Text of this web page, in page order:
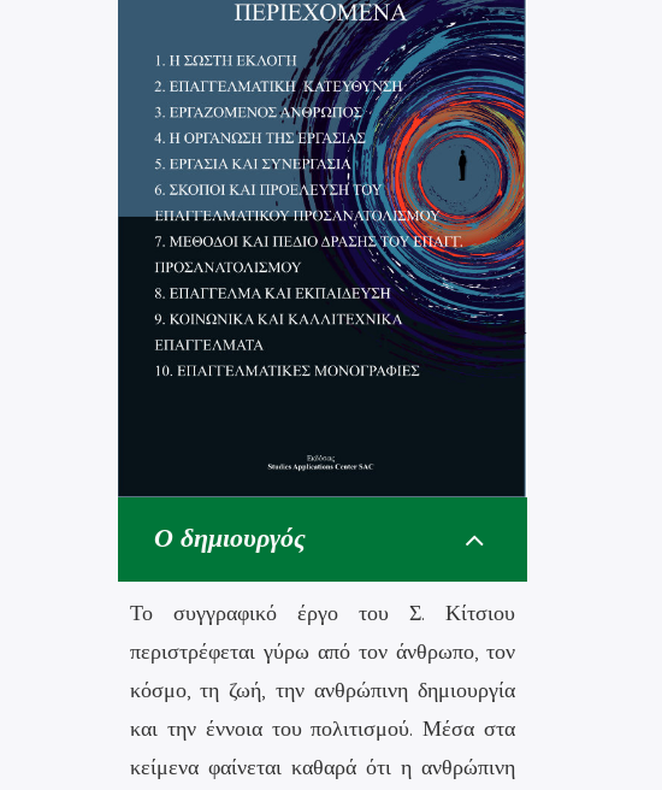
Ο δημιουργός
Το συγγραφικό έργο του Σ. Κίτσιου
περιστρέφεται γύρω από τον άνθρωπο, τον
κόσμο, τη ζωή, την ανθρώπινη δημιουργία
και την έννοια του πολιτισμού. Μέσα στα
κείμενα φαίνεται καθαρά ότι η ανθρώπινη